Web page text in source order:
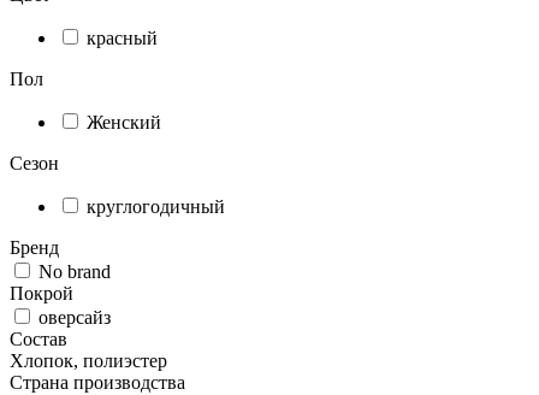
красный
Пол
Женский
Сезон
круглогодичный
Бренд
No brand
Покрой
оверсайз
Состав
Хлопок, полиэстер
Страна производства